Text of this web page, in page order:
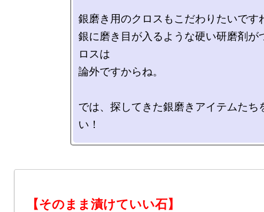
銀磨き用のクロスもこだわりたいです
銀に磨き目が入るような硬い研磨剤が
ロスは
論外ですからね。
では、探してきた銀磨きアイテムたち
【そのまま漬けていい石】